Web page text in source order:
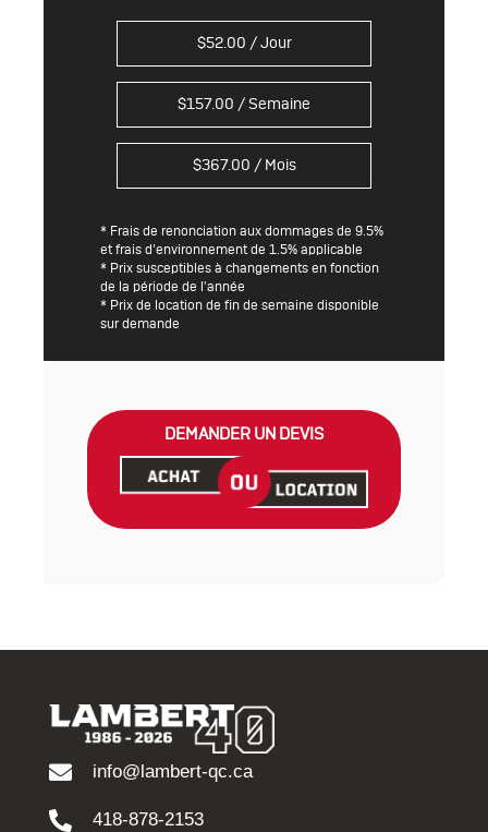
$52.00 / Jour
$157.00 / Semaine
$367.00 / Mois
* Frais de renonciation aux dommages de 9.5%
et frais d’environnement de 1.5% applicable
* Prix susceptibles à changements en fonction
de la période de l'année
* Prix de location de fin de semaine disponible
sur demande
DEMANDER UN DEVIS
info@lambert-qc.ca
418-878-2153